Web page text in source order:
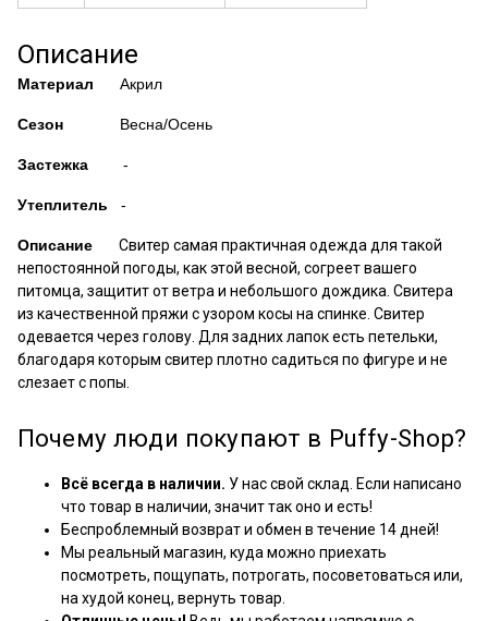
Описание
Материал Акрил
Сезон Весна/Осень
Застежка -
Утеплитель -
Описание
Свитер самая практичная одежда для такой
непостоянной погоды, как этой весной, согреет вашего
питомца, защитит от ветра и небольшого дождика. Свитера
из качественной пряжи с узором косы на спинке. Свитер
одевается через голову. Для задних лапок есть петельки,
благодаря которым свитер плотно садиться по фигуре и не
слезает с попы.
Почему люди покупают в Puffy-Shop?
Всё всегда в наличии. У нас свой склад. Если написано
что товар в наличии, значит так оно и есть!
Беспроблемный возврат и обмен в течение 14 дней!
Мы реальный магазин, куда можно приехать
посмотреть, пощупать, потрогать, посоветоваться или,
на худой конец, вернуть товар.